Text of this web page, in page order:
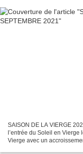
SAISON DE LA VIERGE
l’entrée du Soleil en
Vierge avec un